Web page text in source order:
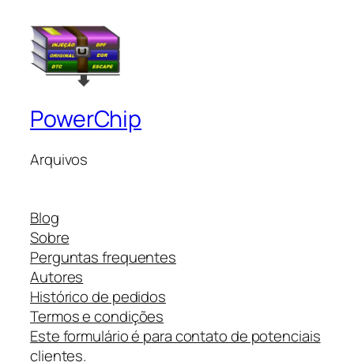
PowerChip
Arquivos
Blog
Sobre
Perguntas frequentes
Autores
Histórico de pedidos
Termos e condições
Este formulário é para contato de potenciais
clientes.